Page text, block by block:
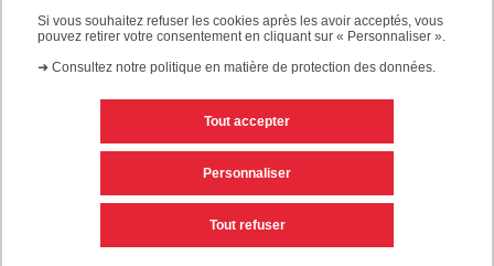
Si vous souhaitez refuser les cookies après les avoir acceptés, vous
pouvez retirer votre consentement en cliquant sur « Personnaliser ».
➜ Consultez notre politique en matière de protection des données.
Tout accepter
Tout refuser
Personnaliser
Mentions légales
Personnaliser les cookies Plan du site